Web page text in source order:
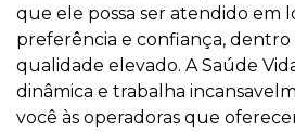
que ele possa ser atendido em
preferência e confiança,
qualidade elevado. A Saúde
dinâmica e trabalha
você às operadoras que